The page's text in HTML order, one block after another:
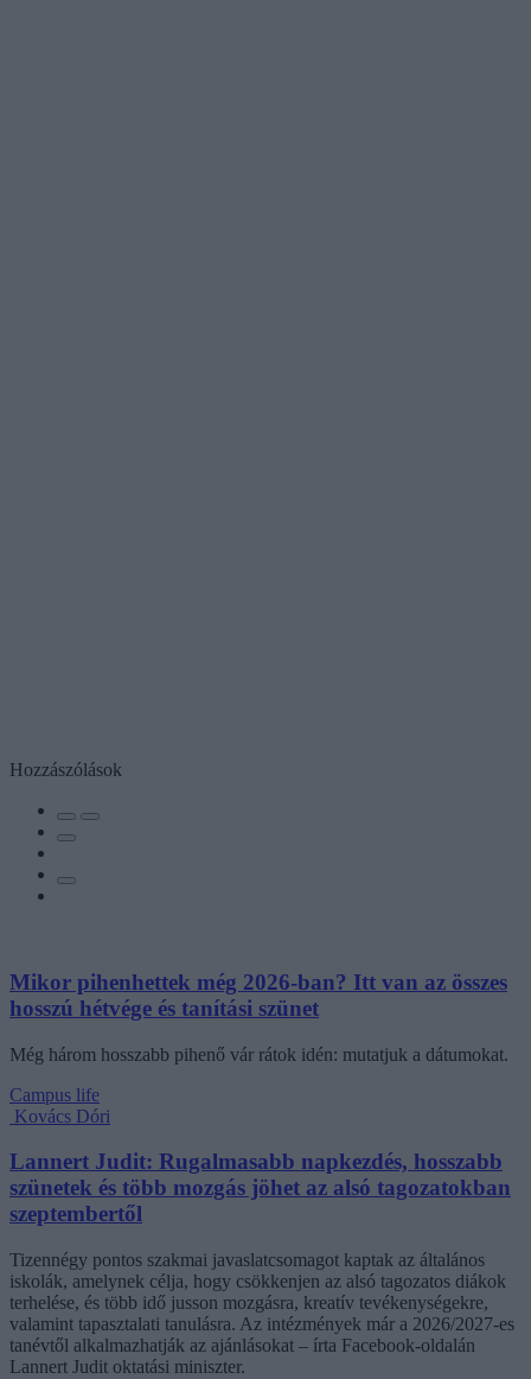
Hozzászólások
Mikor pihenhettek még 2026-ban? Itt van az összes
hosszú hétvége és tanítási szünet
Még három hosszabb pihenő vár rátok idén: mutatjuk a dátumokat.
Campus life
Kovács Dóri
Lannert Judit: Rugalmasabb napkezdés, hosszabb
szünetek és több mozgás jöhet az alsó tagozatokban
szeptembertől
Tizennégy pontos szakmai javaslatcsomagot kaptak az általános
iskolák, amelynek célja, hogy csökkenjen az alsó tagozatos diákok
terhelése, és több idő jusson mozgásra, kreatív tevékenységekre,
valamint tapasztalati tanulásra. Az intézmények már a 2026/2027-es
tanévtől alkalmazhatják az ajánlásokat – írta Facebook-oldalán
Lannert Judit oktatási miniszter.